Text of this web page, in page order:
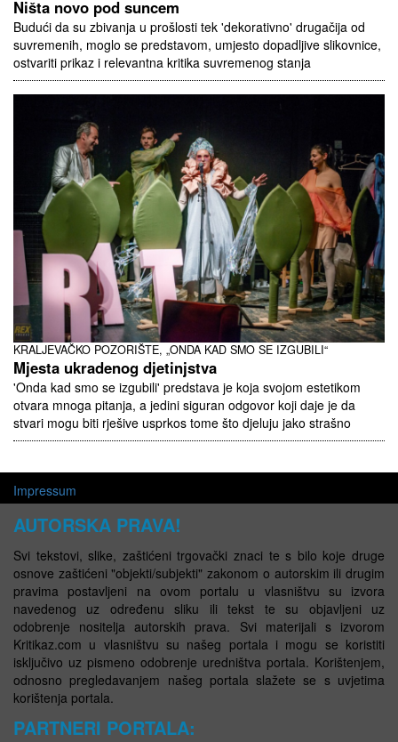
Ništa novo pod suncem
Budući da su zbivanja u prošlosti tek 'dekorativno' drugačija od
suvremenih, moglo se predstavom, umjesto dopadljive slikovnice,
ostvariti prikaz i relevantna kritika suvremenog stanja
KRALJEVAČKO POZORIŠTE, „ONDA KAD SMO SE IZGUBILI“
Mjesta ukradenog djetinjstva
'Onda kad smo se izgubili' predstava je koja svojom estetikom
otvara mnoga pitanja, a jedini siguran odgovor koji daje je da
stvari mogu biti rješive usprkos tome što djeluju jako strašno
Impressum
AUTORSKA PRAVA!
Svi tekstovi, slike, zaštićeni trgovački znaci te s bilo koje druge
osnove zaštićeni "objekti/subjekti" zakonom o autorskim ili drugim
pravima postavljeni na ovom portalu u vlasništvu su izvora
navedenog uz određenu sliku ili tekst te su objavljeni uz
odobrenje nositelja autorskih prava. Svi materijali s izvorom
Kritikaz.com u vlasništvu su našeg portala i mogu se koristiti
isključivo uz pismeno odobrenje uredništva portala. Korištenjem,
odnosno pregledavanjem našeg portala slažete se s uvjetima
korištenja portala.
PARTNERI PORTALA: